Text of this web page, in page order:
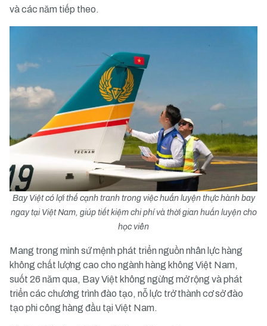
và các năm tiếp theo.
Bay Việt có lợi thế cạnh tranh trong việc huấn luyện thực hành bay
ngay tại Việt Nam, giúp tiết kiệm chi phí và thời gian huấn luyện cho
học viên
Mang trong mình sứ mệnh phát triển nguồn nhân lực hàng
không chất lượng cao cho ngành hàng không Việt Nam,
suốt 26 năm qua, Bay Việt không ngừng mở rộng và phát
triển các chương trình đào tạo, nỗ lực trở thành cơ sở đào
tạo phi công hàng đầu tại Việt Nam.